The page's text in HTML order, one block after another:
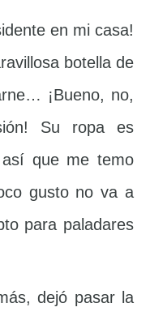
en mi casa!
botella de
¡Bueno, no,
Su ropa es
que me temo
gusto no va a
para paladares
dejó pasar la